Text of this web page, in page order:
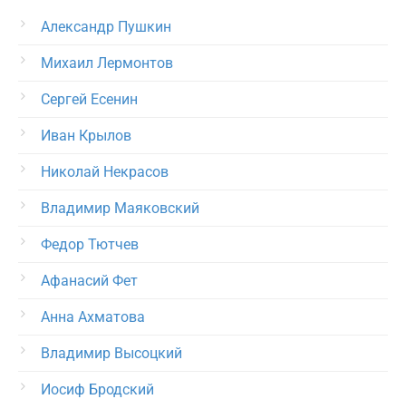
Александр Пушкин
Михаил Лермонтов
Сергей Есенин
Иван Крылов
Николай Некрасов
Владимир Маяковский
Федор Тютчев
Афанасий Фет
Анна Ахматова
Владимир Высоцкий
Иосиф Бродский